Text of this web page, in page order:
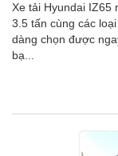
Xe tải Hyundai IZ65
3.5 tấn cùng các
dàng chọn được
bạ...